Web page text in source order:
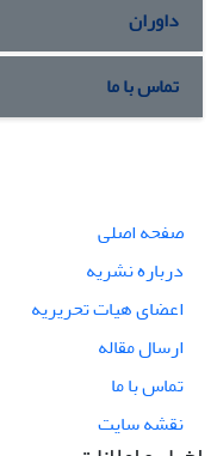
داوران
تماس با ما
صفحه اصلی
درباره نشریه
اعضای هیات تحریریه
ارسال مقاله
تماس با ما
نقشه سایت